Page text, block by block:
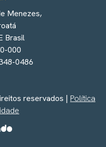
Menezes,
Brasil
000
0486
reservados | Política